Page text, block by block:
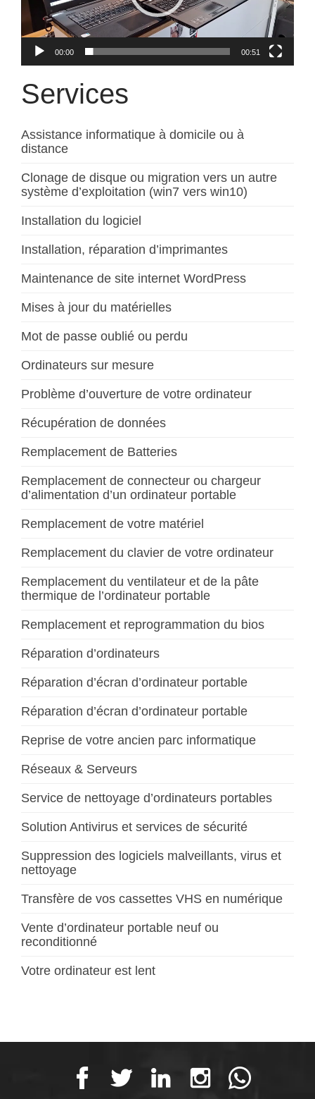
00:00 00:51
Services
Assistance informatique à domicile ou à
distance
Clonage de disque ou migration vers un autre
système d’exploitation (win7 vers win10)
Installation du logiciel
Installation, réparation d’imprimantes
Maintenance de site internet WordPress
Mises à jour du matérielles
Mot de passe oublié ou perdu
Ordinateurs sur mesure
Problème d’ouverture de votre ordinateur
Récupération de données
Remplacement de Batteries
Remplacement de connecteur ou chargeur
d’alimentation d’un ordinateur portable
Remplacement de votre matériel
Remplacement du clavier de votre ordinateur
Remplacement du ventilateur et de la pâte
thermique de l’ordinateur portable
Remplacement et reprogrammation du bios
Réparation d’ordinateurs
Réparation d’écran d’ordinateur portable
Réparation d’écran d’ordinateur portable
Reprise de votre ancien parc informatique
Réseaux & Serveurs
Service de nettoyage d’ordinateurs portables
Solution Antivirus et services de sécurité
Suppression des logiciels malveillants, virus et
nettoyage
Transfère de vos cassettes VHS en numérique
Vente d’ordinateur portable neuf ou
reconditionné
Votre ordinateur est lent